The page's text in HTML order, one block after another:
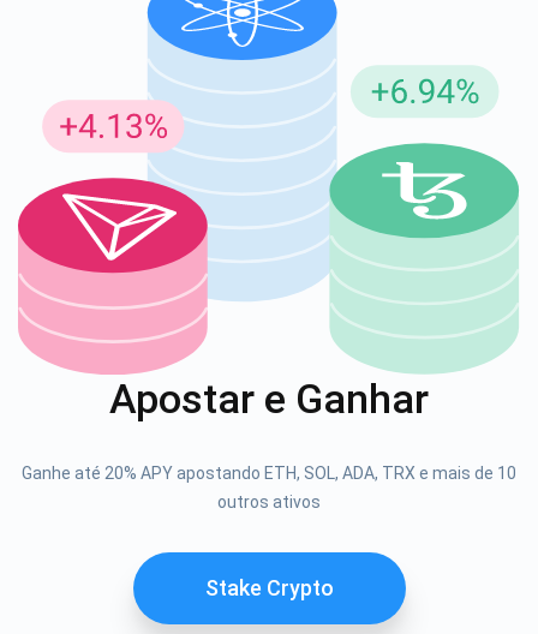
Apostar e Ganhar
Ganhe até 20% APY apostando ETH, SOL, ADA, TRX e mais de 10
outros ativos
Stake Crypto
1000.000
SE
INSCREVER
support@atomicwallet.io
Confira nosso YouTube
Inscreva-se para atualizações
Seja o primeiro a receber as últimas atualizações do
projeto e guias de criptografia
Se inscrever